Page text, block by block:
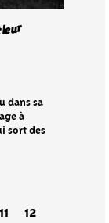
dans sa
à
sort des
11
12